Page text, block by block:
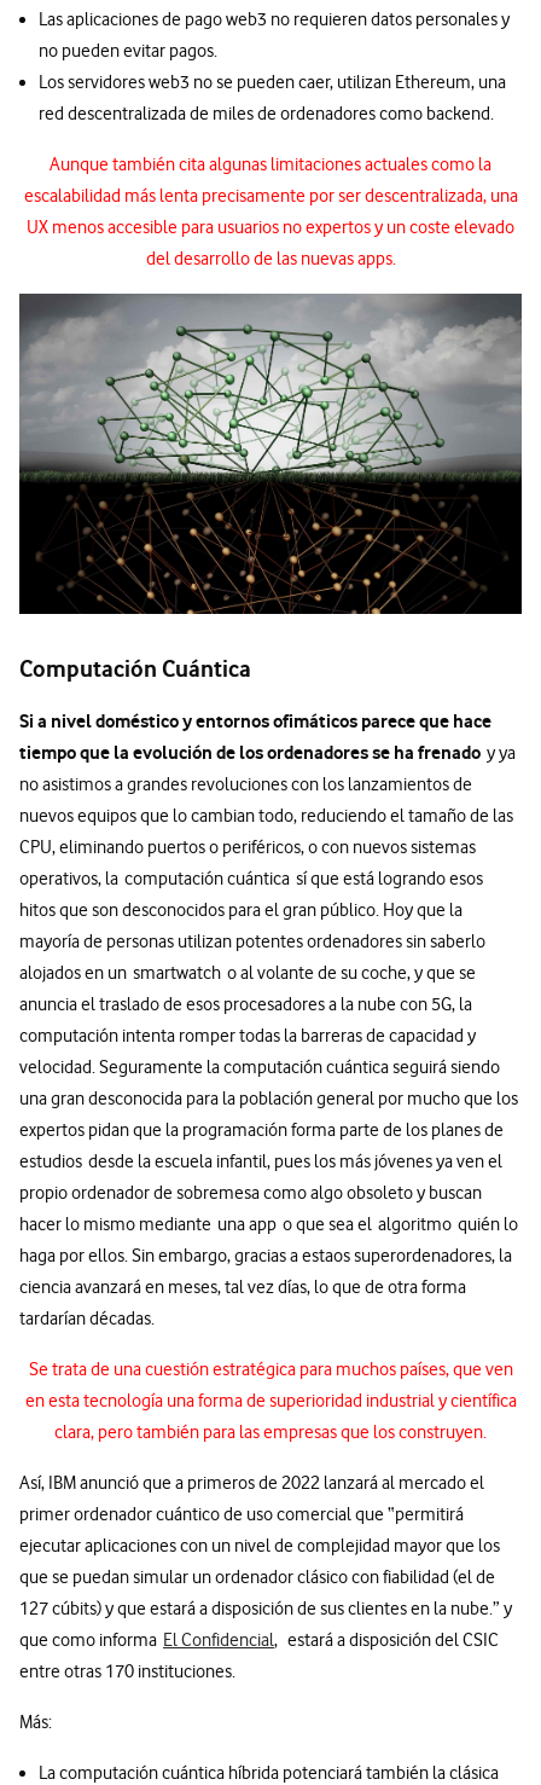
Las aplicaciones de pago web3 no requieren datos personales y
no pueden evitar pagos.
Los servidores web3 no se pueden caer, utilizan Ethereum, una
red descentralizada de miles de ordenadores como backend.
Aunque también cita algunas limitaciones actuales como la
escalabilidad más lenta precisamente por ser descentralizada, una
UX menos accesible para usuarios no expertos y un coste elevado
del desarrollo de las nuevas apps.
Computación Cuántica
Si a nivel doméstico y entornos ofimáticos parece que hace
tiempo que la evolución de los ordenadores se ha frenado y ya
no asistimos a grandes revoluciones con los lanzamientos de
nuevos equipos que lo cambian todo, reduciendo el tamaño de las
CPU, eliminando puertos o periféricos, o con nuevos sistemas
operativos, la computación cuántica sí que está logrando esos
hitos que son desconocidos para el gran público. Hoy que la
mayoría de personas utilizan potentes ordenadores sin saberlo
alojados en un smartwatch o al volante de su coche, y que se
anuncia el traslado de esos procesadores a la nube con 5G, la
computación intenta romper todas la barreras de capacidad y
velocidad. Seguramente la computación cuántica seguirá siendo
una gran desconocida para la población general por mucho que los
expertos pidan que la programación forma parte de los planes de
estudios desde la escuela infantil, pues los más jóvenes ya ven el
propio ordenador de sobremesa como algo obsoleto y buscan
hacer lo mismo mediante una app o que sea el algoritmo quién lo
haga por ellos. Sin embargo, gracias a estaos superordenadores, la
ciencia avanzará en meses, tal vez días, lo que de otra forma
tardarían décadas.
Se trata de una cuestión estratégica para muchos países, que ven
en esta tecnología una forma de superioridad industrial y científica
clara, pero también para las empresas que los construyen.
Así, IBM anunció que a primeros de 2022 lanzará al mercado el
primer ordenador cuántico de uso comercial que “permitirá
ejecutar aplicaciones con un nivel de complejidad mayor que los
que se puedan simular un ordenador clásico con fiabilidad (el de
127 cúbits) y que estará a disposición de sus clientes en la nube.” y
que como informa El Confidencial, estará a disposición del CSIC
entre otras 170 instituciones.
Más:
La computación cuántica híbrida potenciará también la clásica